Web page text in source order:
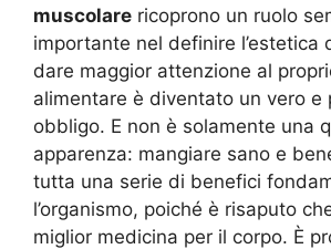
muscolare ricoprono un ruolo
importante nel definire l’estetica
dare maggior attenzione al
alimentare è diventato un vero e
obbligo. E non è solamente una
apparenza: mangiare sano e
tutta una serie di benefici
l’organismo, poiché è risaputo
miglior medicina per il corpo. È